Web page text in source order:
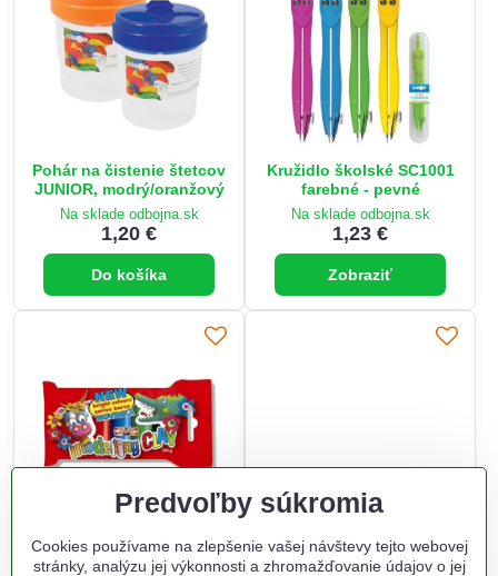
Pohár na čistenie štetcov
JUNIOR, modrý/oranžový
Na sklade odbojna.sk
1,20 €
Do košíka
Kružidlo školské SC1001
farebné - pevné
Na sklade odbojna.sk
1,23 €
Zobraziť
Plastelína 5 odtieňov,100
g
Hodiny školské detské -
mix
Predvoľby súkromia
Cookies používame na zlepšenie vašej návštevy tejto webovej
stránky, analýzu jej výkonnosti a zhromažďovanie údajov o jej